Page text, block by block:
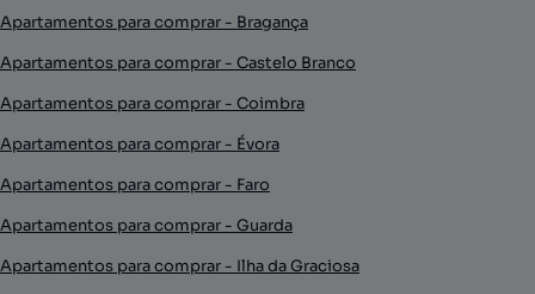
Apartamentos para comprar - Bragança
Apartamentos para comprar - Castelo Branco
Apartamentos para comprar - Coimbra
Apartamentos para comprar - Évora
Apartamentos para comprar - Faro
Apartamentos para comprar - Guarda
Apartamentos para comprar - Ilha da Graciosa